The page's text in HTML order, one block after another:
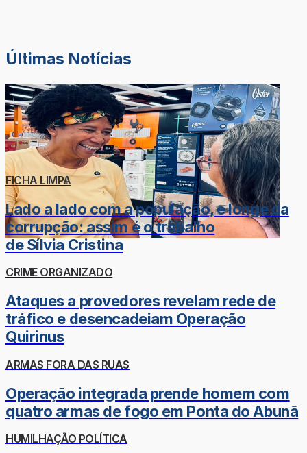
Últimas Notícias
FICHA LIMPA
Lado a lado com a população, e longe da
corrupção: assim é o trabalho
de Sílvia Cristina
CRIME ORGANIZADO
Ataques a provedores revelam rede de
tráfico e desencadeiam Operação
Quirinus
ARMAS FORA DAS RUAS
Operação integrada prende homem com
quatro armas de fogo em Ponta do Abunã
HUMILHAÇÃO POLÍTICA